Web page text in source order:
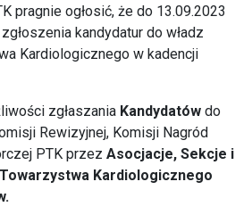
pragnie ogłosić, że do 13.09.2023
kandydatur do władz
Kardiologicznego w kadencji
zgłaszania Kandydatów do
Rewizyjnej, Komisji Nagród
PTK przez Asocjacje, Sekcje i
Kardiologicznego